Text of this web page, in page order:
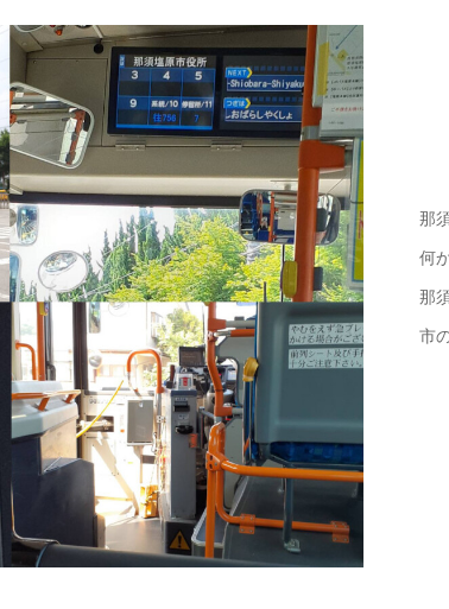
那
何
那
市